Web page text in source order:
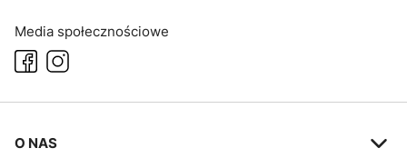
Media społecznościowe
Linki w stopce
O NAS